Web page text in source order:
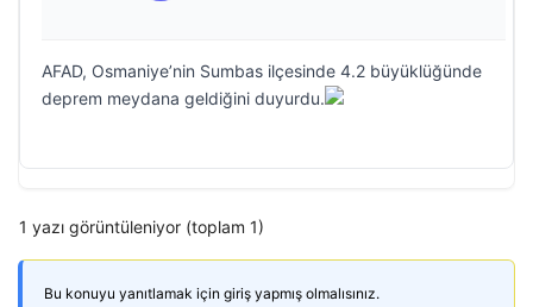
AFAD, Osmaniye’nin Sumbas ilçesinde 4.2 büyüklüğünde
deprem meydana geldiğini duyurdu.
1 yazı görüntüleniyor (toplam 1)
Bu konuyu yanıtlamak için giriş yapmış olmalısınız.